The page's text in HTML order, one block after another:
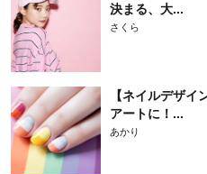
決まる、大...
さくら
【ネイルデザ
アートに！...
あかり